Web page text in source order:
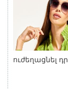
ուժեղացնել